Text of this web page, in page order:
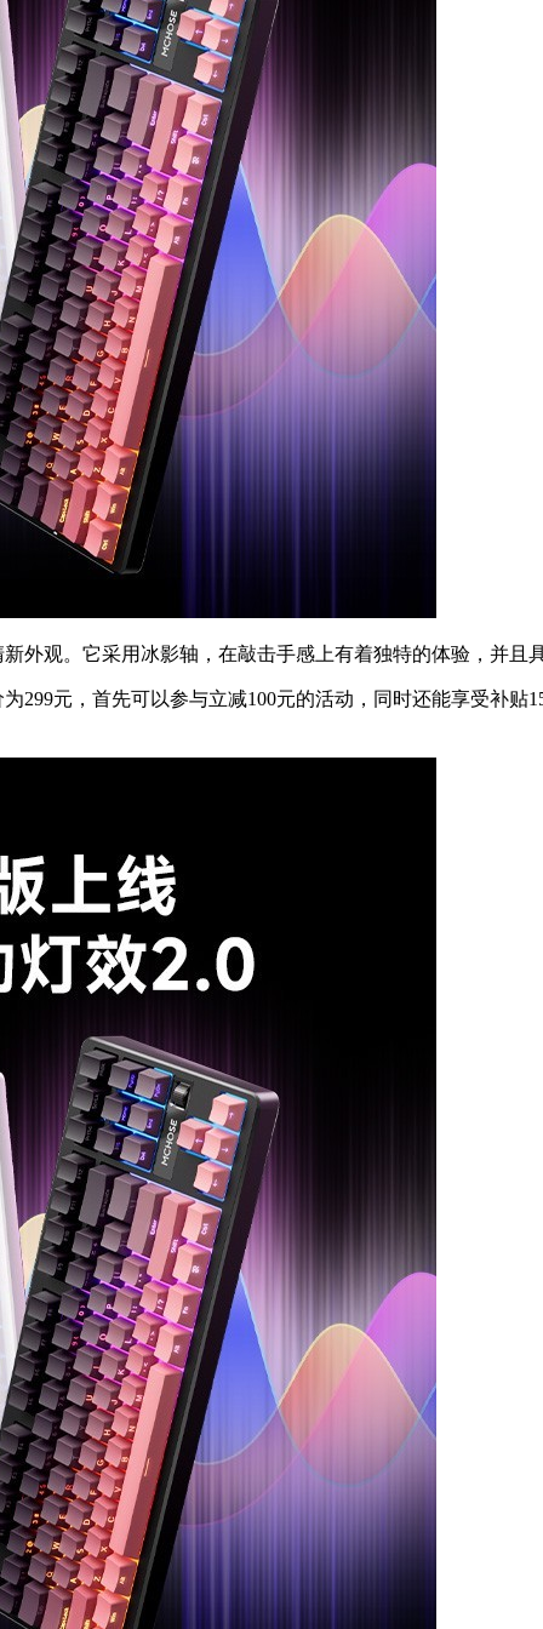
外观。它采用冰影轴，在敲击手感上有着独特的体验，并且
299元，首先可以参与立减100元的活动，同时还能享受补贴